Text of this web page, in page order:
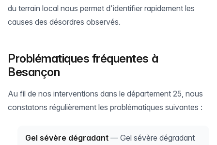
du terrain local nous permet d'identifier rapidement les
causes des désordres observés.
Problématiques fréquentes à
Besançon
Au fil de nos interventions dans le département 25, nous
constatons régulièrement les problématiques suivantes :
Gel sévère dégradant — Gel sévère dégradant